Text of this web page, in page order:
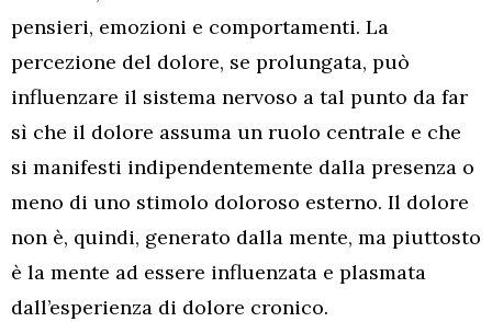
pensieri, emozioni e comportamenti. La
percezione del dolore, se prolungata, può
influenzare il sistema nervoso a tal punto da far
sì che il dolore assuma un ruolo centrale e che
si manifesti indipendentemente dalla presenza o
meno di uno stimolo doloroso esterno. Il dolore
non è, quindi, generato dalla mente, ma piuttosto
è la mente ad essere influenzata e plasmata
dall’esperienza di dolore cronico.